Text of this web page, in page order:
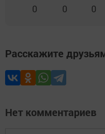
0 0 0
Расскажите
Нет комментариев